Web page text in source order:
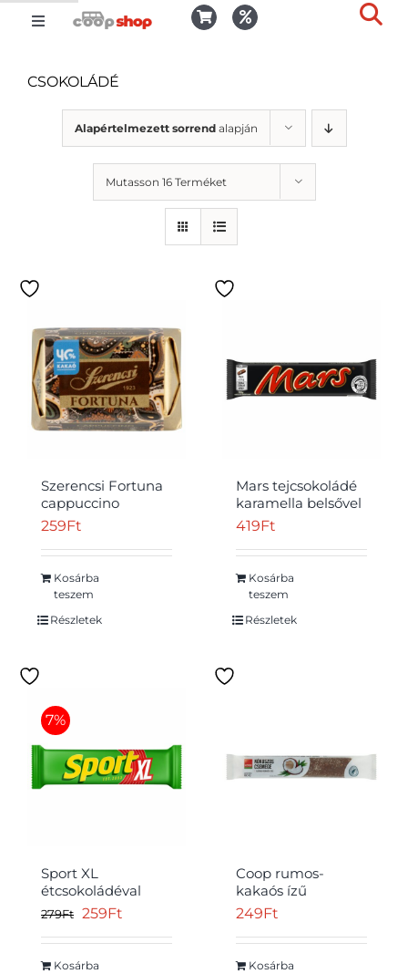
Kihagyás
Toggle
Bejelentkezés
Átvétel
Termékek
CSOKOLÁDÉ
Alapértelmezett sorrendalapján
Mutasson 16 Terméket
Szerencsi Fortuna
cappuccino
krémmel töltött
259Ft
Kosárba
teszem
Részletek
Mars tejcsokoládé
karamella belsővel
és lágy töltelékkel
419Ft
Kosárba
teszem
Részletek
7%
Sport XL
étcsokoládéval
mártott rumos ízű
279Ft Original
price
was:
259Ft
price
Kosárba
Coop rumos-
kakaós ízű
kókuszos csemege
249Ft
Kosárba